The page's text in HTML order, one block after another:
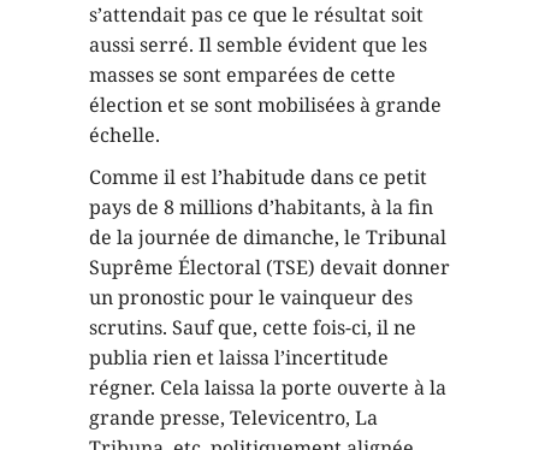
s’attendait pas ce que le résultat soit
aussi serré. Il semble évident que les
masses se sont emparées de cette
élection et se sont mobilisées à grande
échelle.
Comme il est l’habitude dans ce petit
pays de 8 millions d’habitants, à la fin
de la journée de dimanche, le Tribunal
Suprême Électoral (TSE) devait donner
un pronostic pour le vainqueur des
scrutins. Sauf que, cette fois-ci, il ne
publia rien et laissa l’incertitude
régner. Cela laissa la porte ouverte à la
grande presse, Televicentro, La